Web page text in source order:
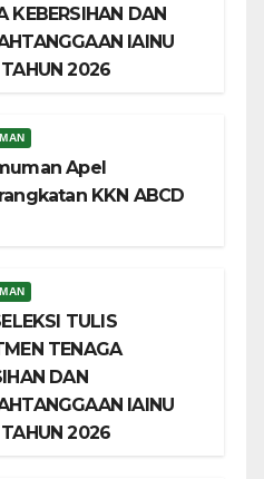
KEBERSIHAN DAN
IAINU
2026
Apel
KKN ABCD
TULIS
TENAGA
DAN
IAINU
2026